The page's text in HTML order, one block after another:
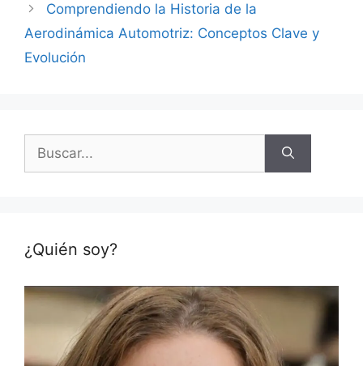
Comprendiendo la Historia de la
Aerodinámica Automotriz: Conceptos Clave y
Evolución
Buscar:
¿Quién soy?